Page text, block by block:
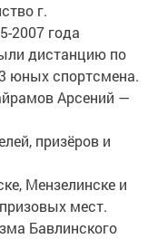
г.
2007 года
дистанцию по
юных спортсмена.
Арсений —
призёров и
Мензелинске и
мест.
Бавлинского